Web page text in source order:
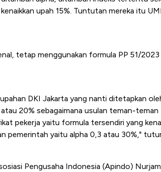
upah 15%. Tuntutan mereka itu
tetap menggunakan formula PP 51/
DKI Jakarta yang nanti ditetapkan
20% sebagaimana usulan teman-teman
pekerja yaitu formula tersendiri yang
pemerintah yaitu alpha 0,3 atau 30%,"
Pengusaha Indonesia (Apindo)
Mana yang Cuannya